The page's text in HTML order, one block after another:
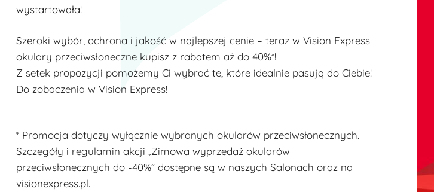
wystartowała!
Szeroki wybór, ochrona i jakość w najlepszej cenie – teraz w Vision Express
okulary przeciwsłoneczne kupisz z rabatem aż do 40%*!
Z setek propozycji pomożemy Ci wybrać te, które idealnie pasują do Ciebie!
Do zobaczenia w Vision Express!
* Promocja dotyczy wyłącznie wybranych okularów przeciwsłonecznych.
Szczegóły i regulamin akcji „Zimowa wyprzedaż okularów
przeciwsłonecznych do -40%” dostępne są w naszych Salonach oraz na
visionexpress.pl.